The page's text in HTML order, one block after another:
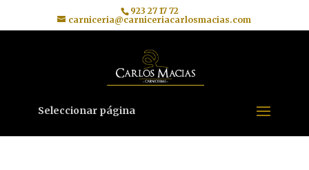
923 27 17 72
carniceria@carniceriacarlosmacias.com
Seleccionar página